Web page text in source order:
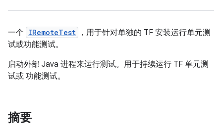
一个 IRemoteTest
，用于针对单独的 TF 安装运行单元测
试或功能测试。
启动外部 Java 进程来运行测试。用于持续运行 TF 单元测
试或 功能测试。
摘要